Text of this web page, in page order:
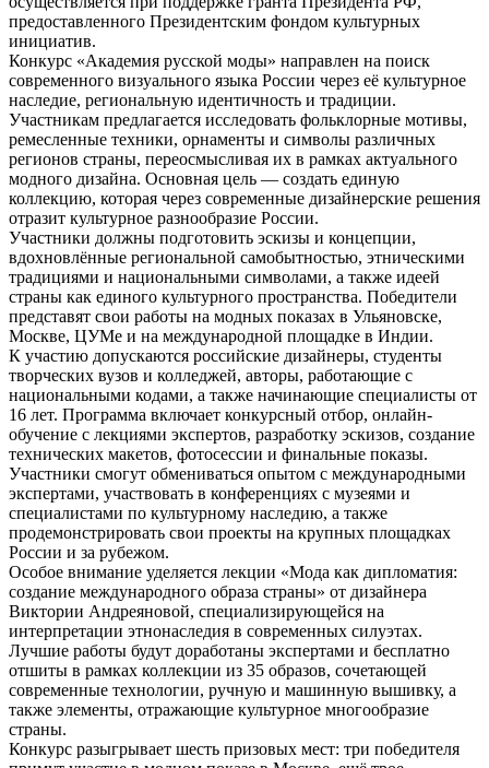
предоставленного Президентским фондом культурных
инициатив.
Конкурс «Академия русской моды» направлен на поиск
современного визуального языка России через её культурное
наследие, региональную идентичность и традиции.
Участникам предлагается исследовать фольклорные мотивы,
ремесленные техники, орнаменты и символы различных
регионов страны, переосмысливая их в рамках актуального
модного дизайна. Основная цель — создать единую
коллекцию, которая через современные дизайнерские решения
отразит культурное разнообразие России.
Участники должны подготовить эскизы и концепции,
вдохновлённые региональной самобытностью, этническими
традициями и национальными символами, а также идеей
страны как единого культурного пространства. Победители
представят свои работы на модных показах в Ульяновске,
Москве, ЦУМе и на международной площадке в Индии.
К участию допускаются российские дизайнеры, студенты
творческих вузов и колледжей, авторы, работающие с
национальными кодами, а также начинающие специалисты от
16 лет. Программа включает конкурсный отбор, онлайн-
обучение с лекциями экспертов, разработку эскизов, создание
технических макетов, фотосессии и финальные показы.
Участники смогут обмениваться опытом с международными
экспертами, участвовать в конференциях с музеями и
специалистами по культурному наследию, а также
продемонстрировать свои проекты на крупных площадках
России и за рубежом.
Особое внимание уделяется лекции «Мода как дипломатия:
создание международного образа страны» от дизайнера
Виктории Андреяновой, специализирующейся на
интерпретации этнонаследия в современных силуэтах.
Лучшие работы будут доработаны экспертами и бесплатно
отшиты в рамках коллекции из 35 образов, сочетающей
современные технологии, ручную и машинную вышивку, а
также элементы, отражающие культурное многообразие
страны.
Конкурс разыгрывает шесть призовых мест: три победителя